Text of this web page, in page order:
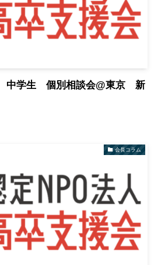
学生 個別相談会@東京 新
会長コラム